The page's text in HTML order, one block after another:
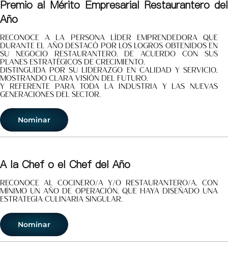
Premio al Mérito Empresarial Restaurantero del
Año
Reconoce a la persona líder emprendedora que
durante el año destacó por los logros obtenidos en
su negocio restaurantero, de acuerdo con sus
planes estratégicos de crecimiento.
Distinguida por su liderazgo en calidad y servicio,
mostrando clara visión del futuro.
Y referente para toda la industria y las nuevas
generaciones del sector.
Nominar
A la Chef o el Chef del Año
Reconoce al cocinero/a y/o restaurantero/a, con
mínimo un año de operación, que haya diseñado una
estrategia culinaria singular.
Nominar